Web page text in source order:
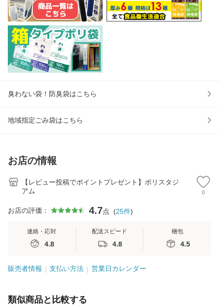
臭わない袋！防臭袋はこちら
地域指定ごみ袋はこちら
お店の情報
【レビュー投稿でポイントプレゼント】ポリスタジ
アム
0
お店の評価： 4.7点 (25件)
連絡・応対
4.8
配送スピード
4.8
梱包
4.5
販売者情報 支払い方法 営業日カレンダー
類似商品と比較する